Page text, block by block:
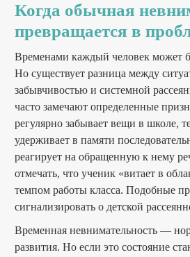
Когда обычная
превращается в
Временами каждый человек может
Но существует разница между
забывчивостью и системной
часто замечают определенные
регулярно забывает вещи в школе,
удерживает в памяти
реагирует на обращенную к нему
отмечать, что ученик «витает в
темпом работы класса. Подобные
сигнализировать о детской
Временная невнимательность —
развития. Но если это состояние